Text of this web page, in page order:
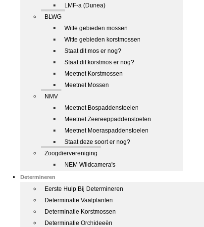
LMF-a (Dunea)
BLWG
Witte gebieden mossen
Witte gebieden korstmossen
Staat dit mos er nog?
Staat dit korstmos er nog?
Meetnet Korstmossen
Meetnet Mossen
NMV
Meetnet Bospaddenstoelen
Meetnet Zeereeppaddenstoelen
Meetnet Moeraspaddenstoelen
Staat deze soort er nog?
Zoogdiervereniging
NEM Wildcamera's
Determineren
Eerste Hulp Bij Determineren
Determinatie Vaatplanten
Determinatie Korstmossen
Determinatie Orchideeën